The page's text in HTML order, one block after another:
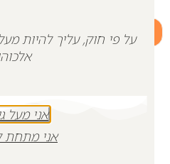
+
אני מעל
אני מתחת